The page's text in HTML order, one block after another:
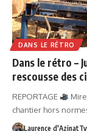
DANS LE RÉTRO
Dans le rétro –
rescousse des
REPORTAGE
chantier hors
Laurence d'AzinatTv